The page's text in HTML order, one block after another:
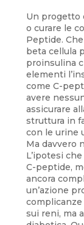
Un progetto
o curare le
Peptide.
beta cellula
proinsulina
elementi
come C-
avere
assicurare
struttura in
con le urine
Ma davvero
L’ipotesi
C-peptide,
ancora
un’azione
sui reni, ma